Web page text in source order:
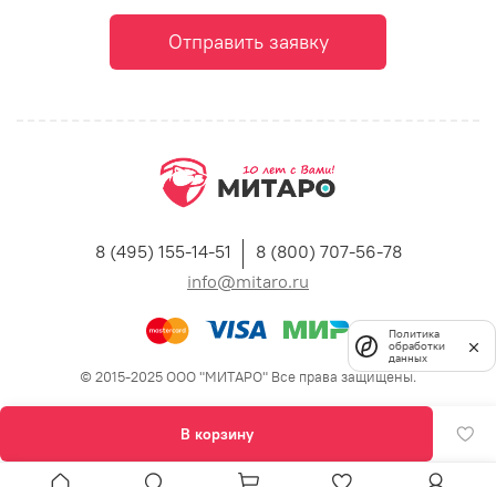
В корзину
Отправить заявку
8 (495) 155-14-51
8 (800) 707-56-78
info@mitaro.ru
© 2015-2025 ООО "МИТАРО" Все права защищены.
Политика
обработки
данных